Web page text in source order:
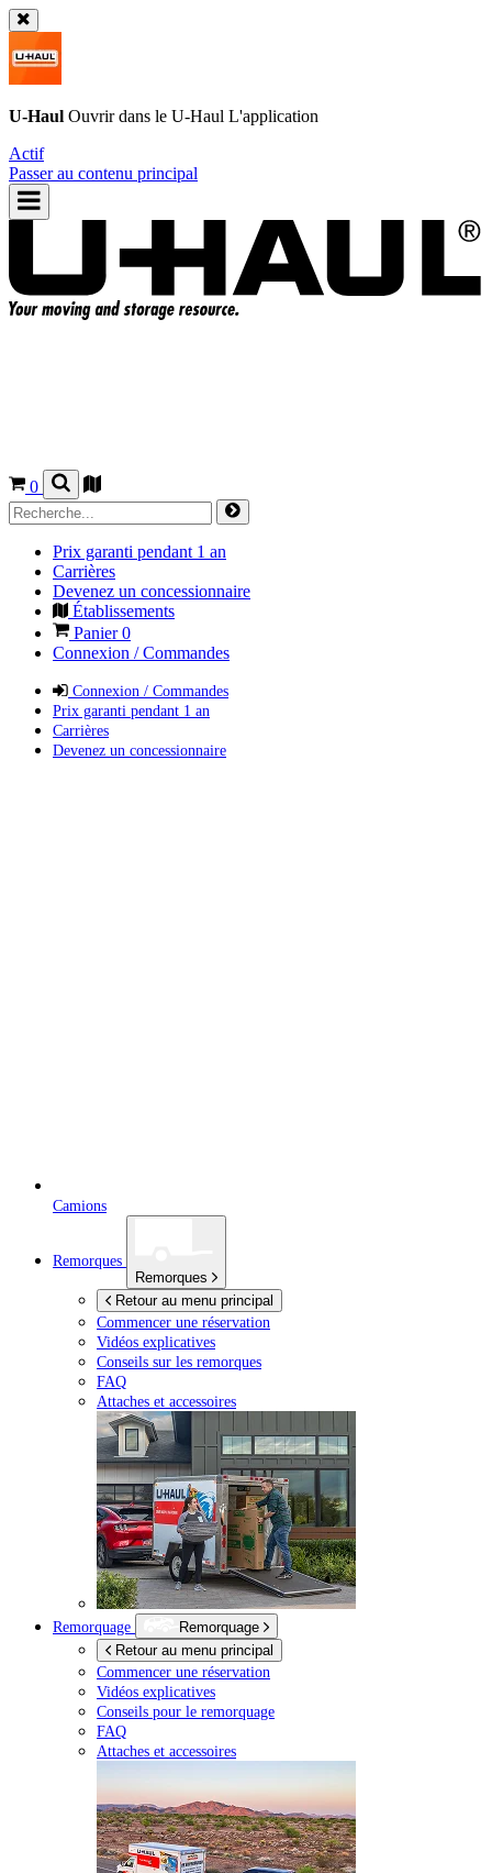
U-Haul Ouvrir dans le U-Haul L'application
Actif
Passer au contenu principal
0
Prix garanti pendant 1 an
Carrières
Devenez un concessionnaire
Établissements
Panier0
Connexion / Commandes
Connexion / Commandes
Prix garanti pendant 1 an
Carrières
Devenez un concessionnaire
Camions
Remorques
Remorques
Retour au menu principal
Commencer une réservation
Vidéos explicatives
Conseils sur les remorques
FAQ
Attaches et accessoires
Remorquage
Remorquage
Retour au menu principal
Commencer une réservation
Vidéos explicatives
Conseils pour le remorquage
FAQ
Attaches et accessoires